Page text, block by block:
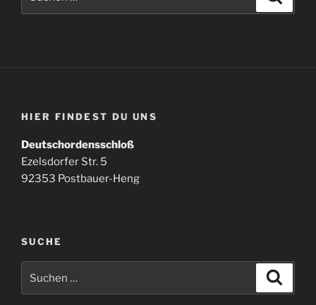
HIER FINDEST DU UNS
Deutschordensschloß
Ezelsdorfer Str. 5
92353 Postbauer-Heng
SUCHE
nach: